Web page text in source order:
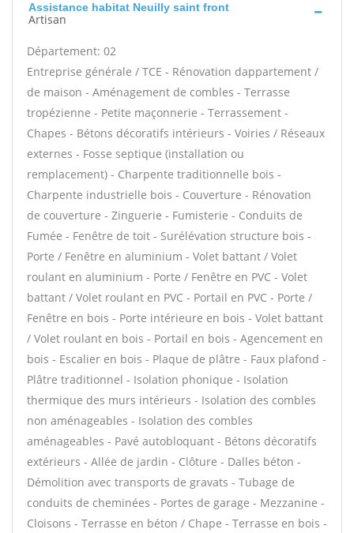
Assistance habitat Neuilly saint front
Artisan
Département: 02
Entreprise générale / TCE - Rénovation dappartement /
de maison - Aménagement de combles - Terrasse
tropézienne - Petite maçonnerie - Terrassement -
Chapes - Bétons décoratifs intérieurs - Voiries / Réseaux
externes - Fosse septique (installation ou
remplacement) - Charpente traditionnelle bois -
Charpente industrielle bois - Couverture - Rénovation
de couverture - Zinguerie - Fumisterie - Conduits de
Fumée - Fenêtre de toit - Surélévation structure bois -
Porte / Fenêtre en aluminium - Volet battant / Volet
roulant en aluminium - Porte / Fenêtre en PVC - Volet
battant / Volet roulant en PVC - Portail en PVC - Porte /
Fenêtre en bois - Porte intérieure en bois - Volet battant
/ Volet roulant en bois - Portail en bois - Agencement en
bois - Escalier en bois - Plaque de plâtre - Faux plafond -
Plâtre traditionnel - Isolation phonique - Isolation
thermique des murs intérieurs - Isolation des combles
non aménageables - Isolation des combles
aménageables - Pavé autobloquant - Bétons décoratifs
extérieurs - Allée de jardin - Clôture - Dalles béton -
Démolition avec transports de gravats - Tubage de
conduits de cheminées - Portes de garage - Mezzanine -
Cloisons - Terrasse en béton / Chape - Terrasse en bois -